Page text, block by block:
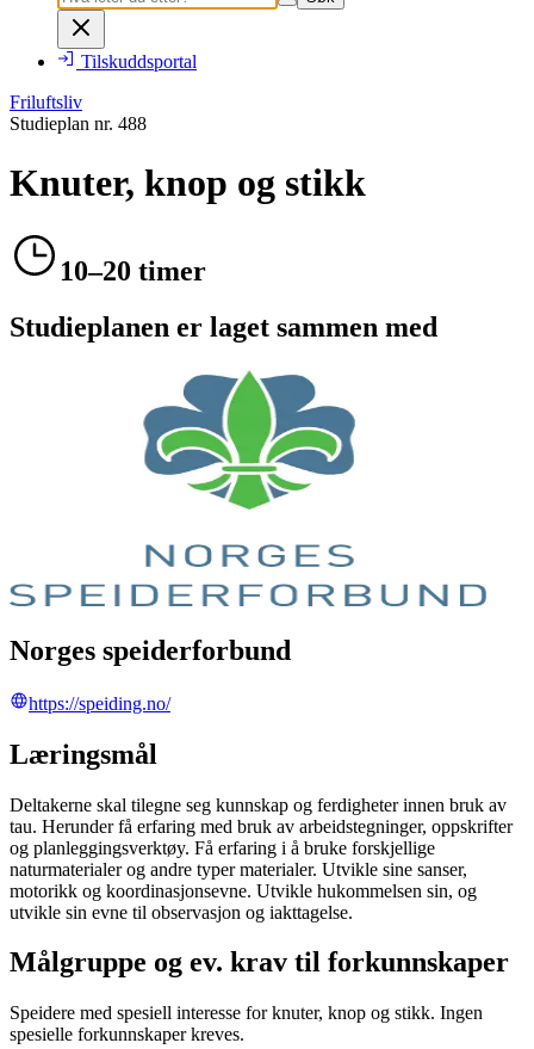
Tilskuddsportal
Friluftsliv
Studieplan nr. 488
Knuter, knop og stikk
10–20 timer
Studieplanen er laget sammen med
Norges speiderforbund
https://speiding.no/
Læringsmål
Deltakerne skal tilegne seg kunnskap og ferdigheter innen bruk av
tau. Herunder få erfaring med bruk av arbeidstegninger, oppskrifter
og planleggingsverktøy. Få erfaring i å bruke forskjellige
naturmaterialer og andre typer materialer. Utvikle sine sanser,
motorikk og koordinasjonsevne. Utvikle hukommelsen sin, og
utvikle sin evne til observasjon og iakttagelse.
Målgruppe og ev. krav til forkunnskaper
Speidere med spesiell interesse for knuter, knop og stikk. Ingen
spesielle forkunnskaper kreves.